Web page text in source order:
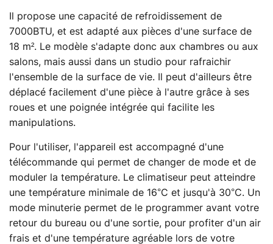
Il propose une capacité de refroidissement de
7000BTU, et est adapté aux pièces d'une surface de
18 m². Le modèle s'adapte donc aux chambres ou aux
salons, mais aussi dans un studio pour rafraichir
l'ensemble de la surface de vie. Il peut d'ailleurs être
déplacé facilement d'une pièce à l'autre grâce à ses
roues et une poignée intégrée qui facilite les
manipulations.
Pour l'utiliser, l'appareil est accompagné d'une
télécommande qui permet de changer de mode et de
moduler la température. Le climatiseur peut atteindre
une température minimale de 16°C et jusqu'à 30°C. Un
mode minuterie permet de le programmer avant votre
retour du bureau ou d'une sortie, pour profiter d'un air
frais et d'une température agréable lors de votre